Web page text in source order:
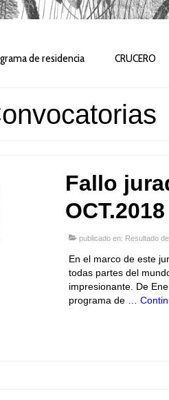
de residencia CRUCERO
Fallo
OCT.2018
publicado en: Resultado
En el marco de este
todas partes del
impresionante. De
programa de …